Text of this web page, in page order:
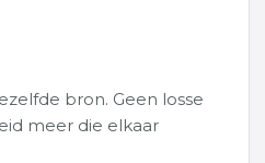
bron. Geen losse
meer die elkaar